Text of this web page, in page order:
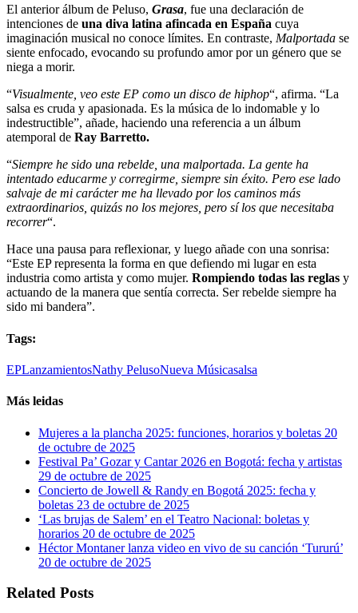
El anterior álbum de Peluso, Grasa, fue una declaración de
intenciones de una diva latina afincada en España cuya
imaginación musical no conoce límites. En contraste, Malportada se
siente enfocado, evocando su profundo amor por un género que se
niega a morir.
“Visualmente, veo este EP como un disco de hiphop“, afirma. “La
salsa es cruda y apasionada. Es la música de lo indomable y lo
indestructible”, añade, haciendo una referencia a un álbum
atemporal de Ray Barretto.
“Siempre he sido una rebelde, una malportada. La gente ha
intentado educarme y corregirme, siempre sin éxito. Pero ese lado
salvaje de mi carácter me ha llevado por los caminos más
extraordinarios, quizás no los mejores, pero sí los que necesitaba
recorrer“.
Hace una pausa para reflexionar, y luego añade con una sonrisa:
“Este EP representa la forma en que defiendo mi lugar en esta
industria como artista y como mujer. Rompiendo todas las reglas y
actuando de la manera que sentía correcta. Ser rebelde siempre ha
sido mi bandera”.
Tags:
EPLanzamientosNathy PelusoNueva Músicasalsa
Más leidas
Mujeres a la plancha 2025: funciones, horarios y boletas 20
de octubre de 2025
Festival Pa’ Gozar y Cantar 2026 en Bogotá: fecha y artistas
29 de octubre de 2025
Concierto de Jowell & Randy en Bogotá 2025: fecha y
boletas 23 de octubre de 2025
‘Las brujas de Salem’ en el Teatro Nacional: boletas y
horarios 20 de octubre de 2025
Héctor Montaner lanza video en vivo de su canción ‘Tururú’
20 de octubre de 2025
Related Posts